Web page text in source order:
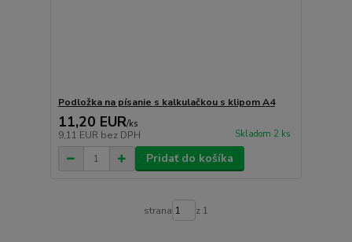
Podložka na písanie s kalkulačkou s klipom A4
11,20 EUR/ks
9,11 EUR bez DPH Skladom 2 ks
Pridať do košíka
strana z 1